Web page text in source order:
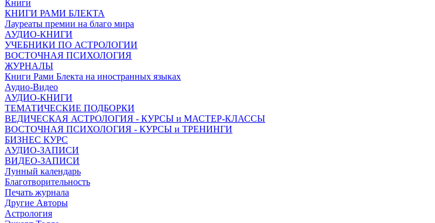
Книги
КНИГИ РАМИ БЛЕКТА
Лауреаты премии на благо мира
АУДИО-КНИГИ
УЧЕБНИКИ ПО АСТРОЛОГИИ
ВОСТОЧНАЯ ПСИХОЛОГИЯ
ЖУРНАЛЫ
Книги Рами Блекта на иностранных языках
Аудио-Видео
АУДИО-КНИГИ
ТЕМАТИЧЕСКИЕ ПОДБОРКИ
ВЕДИЧЕСКАЯ АСТРОЛОГИЯ - КУРСЫ и МАСТЕР-КЛАССЫ
ВОСТОЧНАЯ ПСИХОЛОГИЯ - КУРСЫ и ТРЕНИНГИ
БИЗНЕС КУРС
АУДИО-ЗАПИСИ
ВИДЕО-ЗАПИСИ
Лунный календарь
Благотворительность
Печать журнала
Другие Aвторы
Астрология